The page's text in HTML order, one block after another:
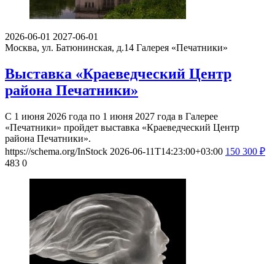
2026-06-01 2027-06-01
Москва, ул. Батюнинская, д.14 Галерея «Печатники»
Выставка «Краеведческий Центр
района Печатники»
С 1 июня 2026 года по 1 июня 2027 года в Галерее
«Печатники» пройдет выставка «Краеведческий Центр
района Печатники».
https://schema.org/InStock 2026-06-11T14:23:00+03:00 150 300 ₽
483 0